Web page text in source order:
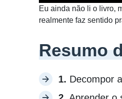
Eu ainda não li o livro,
realmente faz sentido
Resumo
1. Decompor